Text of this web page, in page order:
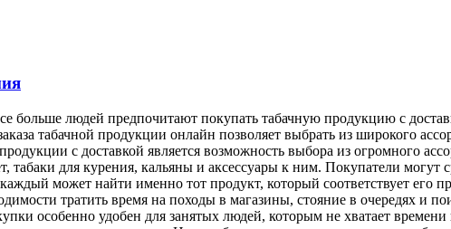
больше людей предпочитают покупать табачную продукцию с
табачной продукции онлайн позволяет выбрать из широкого
с доставкой является возможность выбора из огромного
табаки для курения, кальяны и аксессуары к ним. Покупатели
может найти именно тот продукт, который соответствует его
тратить время на походы в магазины, стояние в очередях и
особенно удобен для занятых людей, которым не хватает